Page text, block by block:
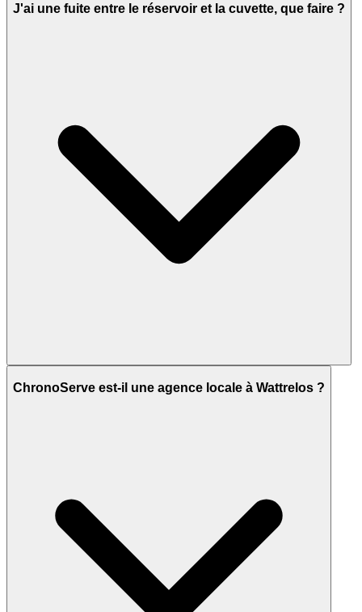
J'ai une fuite entre le réservoir et la cuvette, que faire ?
ChronoServe est-il une agence locale à Wattrelos ?